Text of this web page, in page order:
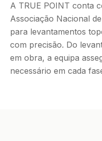
A TRUE POINT conta
Associação Nacional
para levantamentos
com precisão. Do
em obra, a equipa
necessário em cada